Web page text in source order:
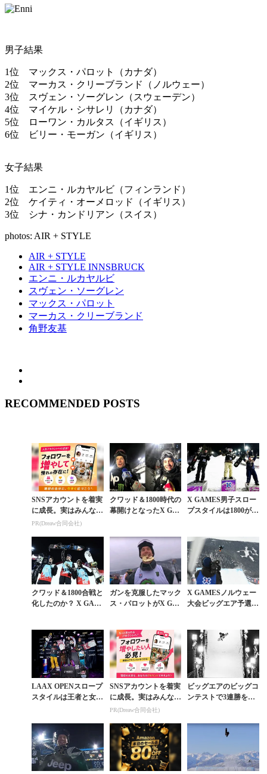
男子結果
1位 マックス・パロット（カナダ）
2位 マーカス・クリーブランド（ノルウェー）
3位 スヴェン・ソーグレン（スウェーデン）
4位 マイケル・シサレリ（カナダ）
5位 ローワン・カルタス（イギリス）
6位 ビリー・モーガン（イギリス）
女子結果
1位 エンニ・ルカヤルビ（フィンランド）
2位 ケイティ・オーメロッド（イギリス）
3位 シナ・カンドリアン（スイス）
photos: AIR + STYLE
AIR + STYLE
AIR + STYLE INNSBRUCK
エンニ・ルカヤルビ
スヴェン・ソーグレン
マックス・パロット
マーカス・クリーブランド
角野友基
RECOMMENDED POSTS
SNSアカウントを着実
に成長。実はみんなコ
コ使ってます。
PR(Dreaw合同会社)
クワッド＆1800時代の
幕開けとなったX GA
X GAMES男子スロー
プスタイルは1800が、
クワッド＆1800合戦と
化したのか？ X GAM
ガンを克服したマック
ス・パロットがX GA
X GAMESノルウェー
大会ビッグエア予選は
LAAX OPENスロープ
スタイルは王者と女王
SNSアカウントを着実
に成長。実はみんなコ
コ使ってます。
PR(Dreaw合同会社)
ビッグエアのビッグコ
ンテストで3連勝を果